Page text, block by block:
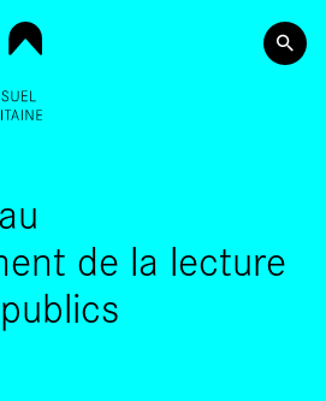
PRINCIPAL
de la lecture